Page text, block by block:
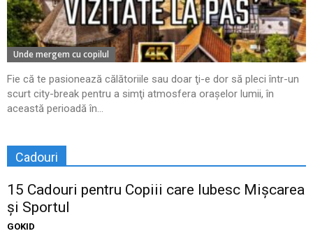
Unde mergem cu copilul
Fie că te pasionează călătoriile sau doar ţi-e dor să pleci într-un
scurt city-break pentru a simţi atmosfera oraşelor lumii, în
această perioadă în...
Cadouri
15 Cadouri pentru Copiii care Iubesc Mișcarea
și Sportul
GOKID